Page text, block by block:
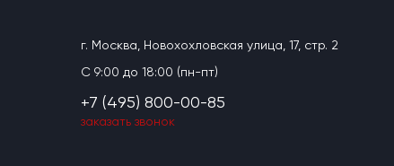
г. Москва, Новохохловская улица, 17, стр. 2
C 9:00 до 18:00 (пн-пт)
+7 (495) 800-00-85
заказать звонок